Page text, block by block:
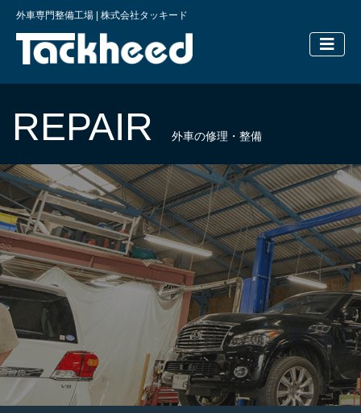
外車専門整備工場 | 株式会社タッキード
横浜の外
REPAIR 外車の修理・整備